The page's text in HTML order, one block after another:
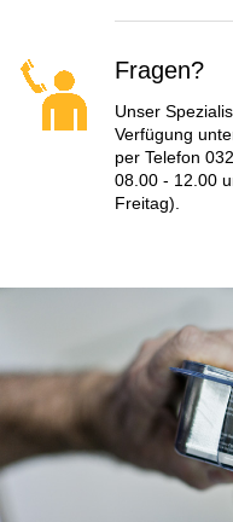
Fragen?
Unser
Verfügung
per Telefon
08.00 - 12.00
Freitag).